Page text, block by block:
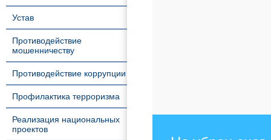
Устав
Противодействие
мошенничеству
Противодействие коррупции
Профилактика терроризма
Реализация национальных
проектов